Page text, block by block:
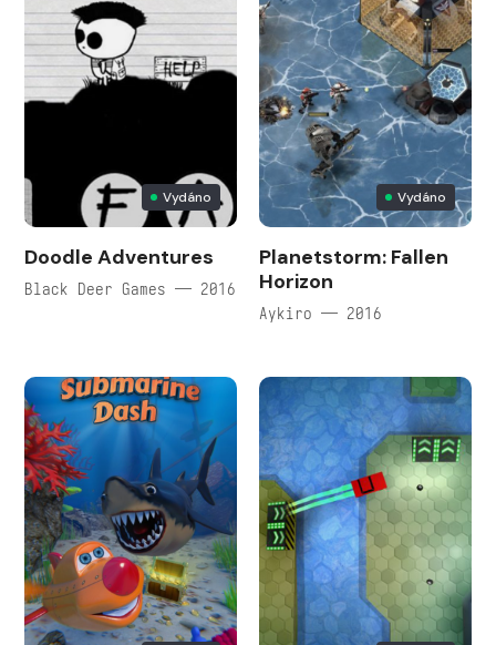
Vydáno
Doodle Adventures
Black Deer Games — 2016
Vydáno
Planetstorm: Fallen
Horizon
Aykiro — 2016